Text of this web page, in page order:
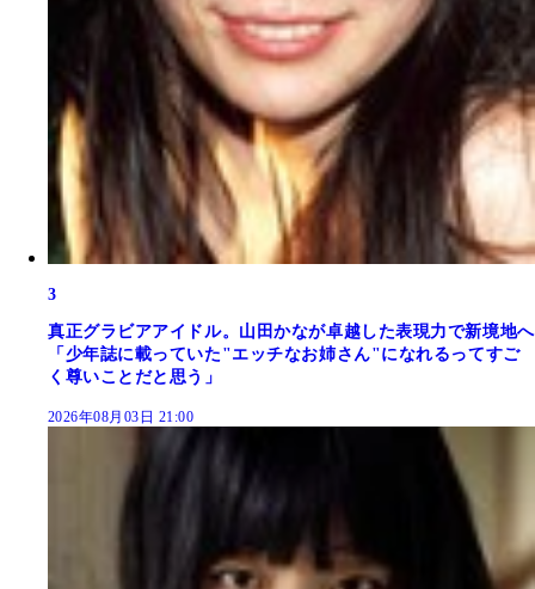
3
真正グラビアアイドル。山田かなが卓越した表現力で新境地へ
「少年誌に載っていた"エッチなお姉さん"になれるってすご
く尊いことだと思う」
2026年08月03日 21:00